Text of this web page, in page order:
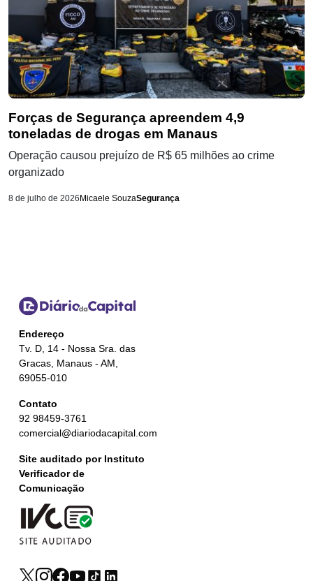
Forças de Segurança apreendem 4,9
toneladas de drogas em Manaus
Operação causou prejuízo de R$ 65 milhões ao crime
organizado
8 de julho de 2026 Micaele SouzaSegurança
Endereço
Tv. D, 14 - Nossa Sra. das
Gracas, Manaus - AM,
69055-010
Contato
92 98459-3761
comercial@diariodacapital.com
Site auditado por Instituto
Verificador de
Comunicação